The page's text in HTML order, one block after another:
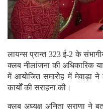
लायन्स प्रान्त 323 ई-2 के
क्लब नीलांजना की अधिकारिक
में आयोजित समारोह में मेवाड़ा ने
कार्यों की सराहना की।
क्लब अध्यक्ष अनिता सुराणा ने